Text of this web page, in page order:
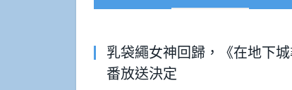
乳袋繩女神回歸，《在地下
番放送決定